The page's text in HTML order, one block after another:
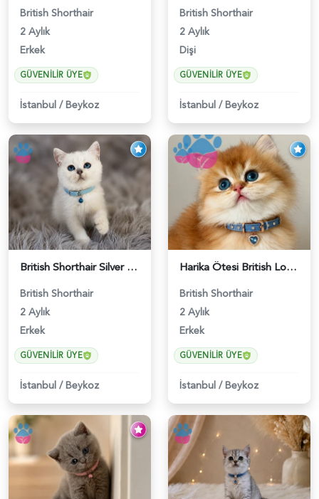
British Shorthair
2 Aylık
Erkek
GÜVENILIR ÜYE
İstanbul /Beykoz
British Shorthair
2 Aylık
Dişi
GÜVENILIR ÜYE
İstanbul /Beykoz
British Shorthair Silver Point Erkek 2 Aylık - 6122
British Shorthair
2 Aylık
Erkek
GÜVENILIR ÜYE
İstanbul /Beykoz
Harika Ötesi British Longhair Golden Parlayan Yıldız - 6141
British Shorthair
2 Aylık
Erkek
GÜVENILIR ÜYE
İstanbul /Beykoz